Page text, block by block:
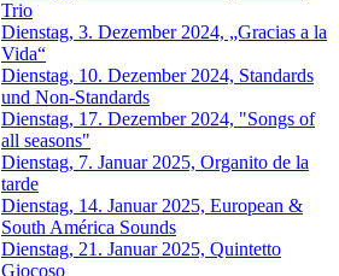
Trio
Dienstag, 3. Dezember 2024, „Gracias a la
Vida“
Dienstag, 10. Dezember 2024, Standards
und Non-Standards
Dienstag, 17. Dezember 2024, "Songs of
all seasons"
Dienstag, 7. Januar 2025, Organito de la
tarde
Dienstag, 14. Januar 2025, European &
South América Sounds
Dienstag, 21. Januar 2025, Quintetto
Giocoso